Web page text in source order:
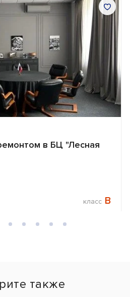
в БЦ "Лесная
класс B
также